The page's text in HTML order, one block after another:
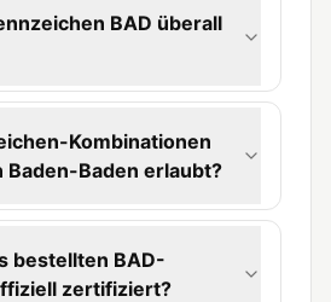
BAD überall
Kombinationen
Baden-Baden erlaubt?
bestellten BAD-
zertifiziert?